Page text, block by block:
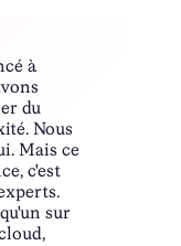
à
du
Nous
Mais ce
c'est
sur